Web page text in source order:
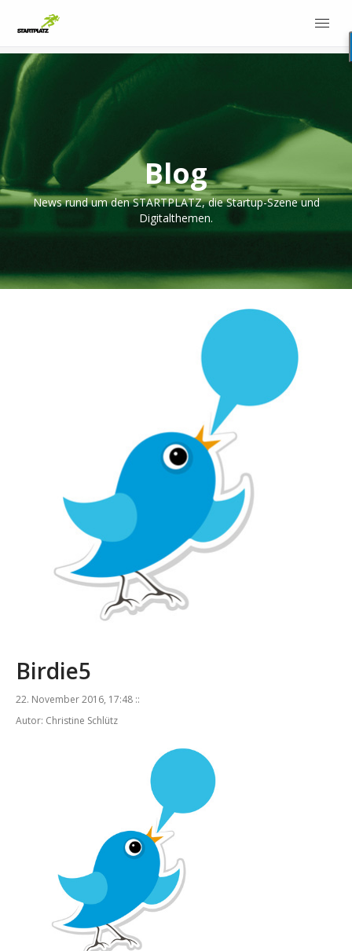
Blog
News rund um den STARTPLATZ, die Startup-Szene und
Digitalthemen.
Birdie5
22. November 2016, 17:48 ::
Autor: Christine Schlütz